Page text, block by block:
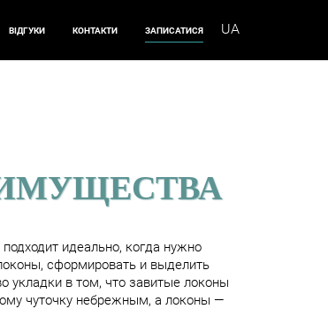
ВІДГУКИ КОНТАКТИ ЗАПИСАТИСЯ
идеально, когда нужно
сформировать и выделить
укладки в том, что завитые локоны
чуточку небрежным, а локоны —